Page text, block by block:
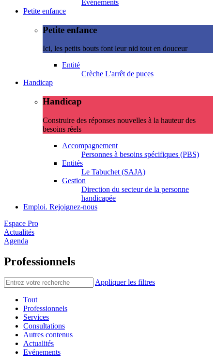
Evénements
Petite enfance
Petite enfance
Ici, les petits bouts font leur nid tout en douceur
Entité
Crèche L'arrêt de puces
Handicap
Handicap
Construire des réponses nouvelles à la hauteur des
besoins réels
Accompagnement
Personnes à besoins spécifiques (PBS)
Entités
Le Tabuchet (SAJA)
Gestion
Direction du secteur de la personne
handicapée
Emploi. Rejoignez-nous
Espace Pro
Actualités
Agenda
Professionnels
Appliquer les filtres
Tout
Professionnels
Services
Consultations
Autres contenus
Actualités
Evénements